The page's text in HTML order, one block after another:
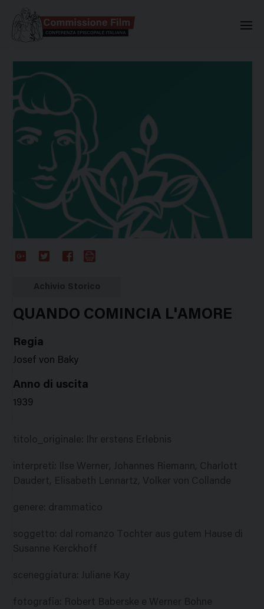
QUANDO COMINCIA L'AMORE
Regia
Josef von Baky
Anno di uscita
1939
titolo_originale: Ihr erstens Erlebnis
interpreti: Ilse Werner, Johannes Riemann, Charlott
Daudert, Elisabeth Lennartz, Volker von Collande
genere: drammatico
soggetto: dal romanzo Tochter aus gutem Hause di
Susanne Kerckhoff
sceneggiatura: Juliane Kay
fotografia: Robert Baberske e Werner Bohne